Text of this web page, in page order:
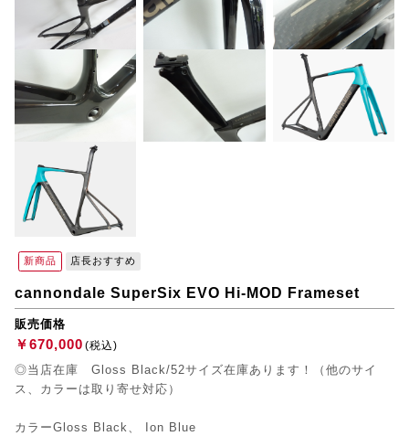
新商品 店長おすすめ
cannondale SuperSix EVO Hi-MOD Frameset
販売価格
￥670,000 (税込)
◎当店在庫 Gloss Black/52サイズ在庫あります！（他のサイ
ス、カラーは取り寄せ対応）
カラーGloss Black、 Ion Blue